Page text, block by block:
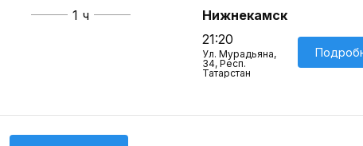
1 ч
Нижнекамск
21:20
Ул. Мурадьяна,
34, Респ.
Татарстан